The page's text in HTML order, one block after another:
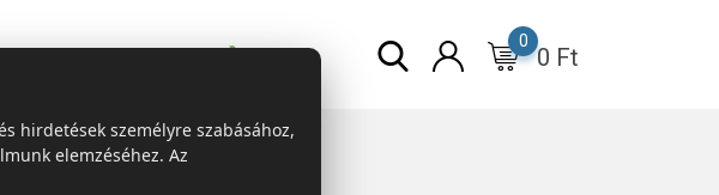
Tech = Kedvező ár ESG 0 Ft
0
hirdetések személyre szabásához,
elemzéséhez. Az